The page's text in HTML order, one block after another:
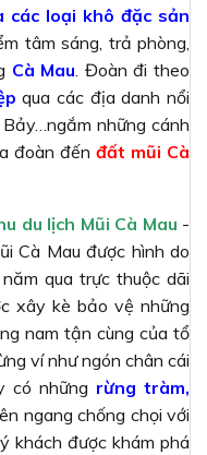
các loại khô đặc sản
tâm sáng, trả phòng,
Cà Mau . Đoàn đi theo
qua các địa danh nổi
những cánh
đoàn đến đất mũi Cà
du lịch Mũi Cà Mau -
Cà Mau được hình do
qua trực thuộc dãi
xây kè bảo vệ những
nam tận cùng của tổ
ví như ngón chân cái
có những rừng tràm,
ngang chống chọi với
khách được khám phá